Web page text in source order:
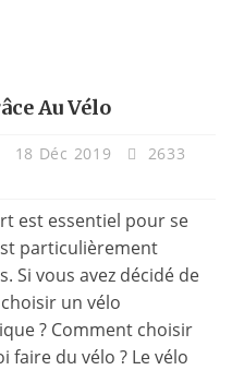
Au Vélo
18 Déc 2019
2633
est essentiel pour se
particulièrement
Si vous avez décidé de
un vélo
? Comment choisir
faire du vélo ? Le vélo